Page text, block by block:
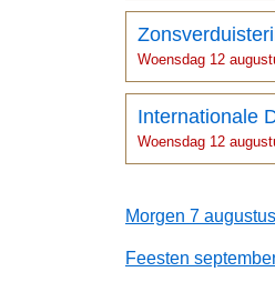
Woensdag 12
Internationale
Woensdag 12
Morgen 7 augustus
Feesten